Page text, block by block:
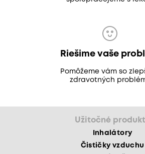
Riešime vaše
Pomôžeme vám so
zdravotných
Užitočné
Inhalátory
Čističky vzduchu